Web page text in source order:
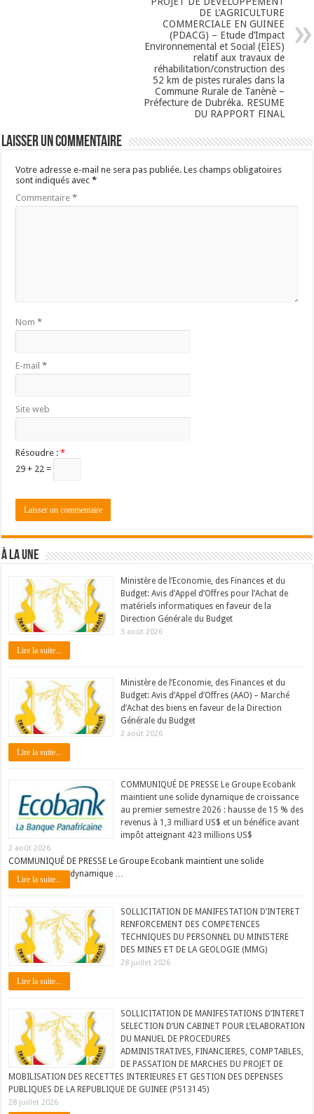
DE L’AGRICULTURE
COMMERCIALE EN GUINEE
(PDACG) – Etude d’Impact
Environnemental et Social (EIES)
relatif aux travaux de
réhabilitation/construction des
52 km de pistes rurales dans la
Commune Rurale de Tanènè –
Préfecture de Dubréka. RESUME
DU RAPPORT FINAL
Laisser un commentaire
Votre adresse e-mail ne sera pas publiée. Les champs obligatoires
sont indiqués avec*
Commentaire*
Nom*
E-mail*
Site web
Résoudre :*
29 + 22 =
À LA UNE
Ministère de l’Economie, des Finances et du
Budget: Avis d’Appel d’Offres pour l’Achat de
matériels informatiques en faveur de la
Direction Générale du Budget
5 août 2026
Lire la suite...
Ministère de l’Economie, des Finances et du
Budget: Avis d’Appel d’Offres (AAO) – Marché
d’Achat des biens en faveur de la Direction
Générale du Budget
2 août 2026
Lire la suite...
COMMUNIQUÉ DE PRESSE Le Groupe Ecobank
maintient une solide dynamique de croissance
au premier semestre 2026 : hausse de 15 % des
revenus à 1,3 milliard US$ et un bénéfice avant
impôt atteignant 423 millions US$
2 août 2026
COMMUNIQUÉ DE PRESSE Le Groupe Ecobank maintient une solide
dynamique …
Lire la suite...
SOLLICITATION DE MANIFESTATION D’INTERET
RENFORCEMENT DES COMPETENCES
TECHNIQUES DU PERSONNEL DU MINISTERE
DES MINES ET DE LA GEOLOGIE (MMG)
28 juillet 2026
Lire la suite...
SOLLICITATION DE MANIFESTATIONS D’INTERET
SELECTION D’UN CABINET POUR L’ELABORATION
DU MANUEL DE PROCEDURES
ADMINISTRATIVES, FINANCIERES, COMPTABLES,
DE PASSATION DE MARCHES DU PROJET DE
MOBILISATION DES RECETTES INTERIEURES ET GESTION DES DEPENSES
PUBLIQUES DE LA REPUBLIQUE DE GUINEE (P513145)
28 juillet 2026